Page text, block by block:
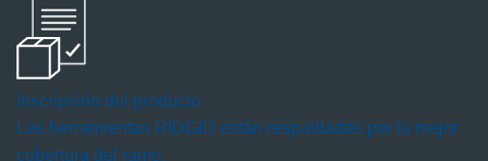
Inscripción del producto
Las herramientas RIDGID están respaldadas por la mejor
cobertura del ramo.